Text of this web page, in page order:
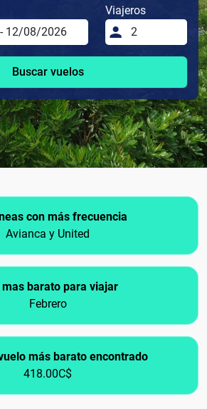
Viajeros
Buscar vuelos
con más frecuencia
Avianca y United
mas barato para viajar
Febrero
más barato encontrado
418.00C$